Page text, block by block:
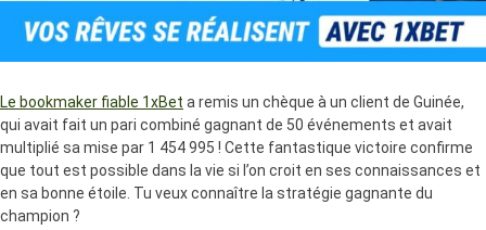
Le bookmaker fiable 1xBet a remis un chèque à un client de Guinée,
qui avait fait un pari combiné gagnant de 50 événements et avait
multiplié sa mise par 1 454 995 ! Cette fantastique victoire confirme
que tout est possible dans la vie si l’on croit en ses connaissances et
en sa bonne étoile. Tu veux connaître la stratégie gagnante du
champion ?